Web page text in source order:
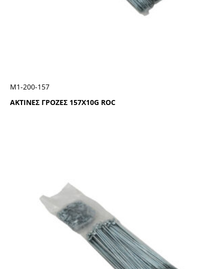
ΑΚΤΙΝΕΣ ΓΡΟΖΕΣ 157Χ10G ROC
Μ1-200-157